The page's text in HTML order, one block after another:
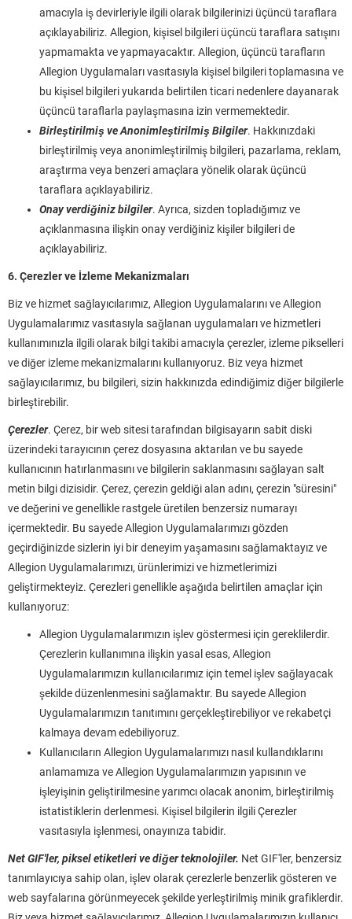
amacıyla iş devirleriyle ilgili olarak bilgilerinizi üçüncü taraflara
açıklayabiliriz. Allegion, kişisel bilgileri üçüncü taraflara satışını
yapmamakta ve yapmayacaktır. Allegion, üçüncü tarafların
Allegion Uygulamaları vasıtasıyla kişisel bilgileri toplamasına ve
bu kişisel bilgileri yukarıda belirtilen ticari nedenlere dayanarak
üçüncü taraflarla paylaşmasına izin vermemektedir.
Birleştirilmiş ve Anonimleştirilmiş Bilgiler. Hakkınızdaki
birleştirilmiş veya anonimleştirilmiş bilgileri, pazarlama, reklam,
araştırma veya benzeri amaçlara yönelik olarak üçüncü
taraflara açıklayabiliriz.
Onay verdiğiniz bilgiler. Ayrıca, sizden topladığımız ve
açıklanmasına ilişkin onay verdiğiniz kişiler bilgileri de
açıklayabiliriz.
6. Çerezler ve İzleme Mekanizmaları
Biz ve hizmet sağlayıcılarımız, Allegion Uygulamalarını ve Allegion
Uygulamalarımız vasıtasıyla sağlanan uygulamaları ve hizmetleri
kullanımınızla ilgili olarak bilgi takibi amacıyla çerezler, izleme pikselleri
ve diğer izleme mekanizmalarını kullanıyoruz. Biz veya hizmet
sağlayıcılarımız, bu bilgileri, sizin hakkınızda edindiğimiz diğer bilgilerle
birleştirebilir.
Çerezler. Çerez, bir web sitesi tarafından bilgisayarın sabit diski
üzerindeki tarayıcının çerez dosyasına aktarılan ve bu sayede
kullanıcının hatırlanmasını ve bilgilerin saklanmasını sağlayan salt
metin bilgi dizisidir. Çerez, çerezin geldiği alan adını, çerezin "süresini"
ve değerini ve genellikle rastgele üretilen benzersiz numarayı
içermektedir. Bu sayede Allegion Uygulamalarımızı gözden
geçirdiğinizde sizlerin iyi bir deneyim yaşamasını sağlamaktayız ve
Allegion Uygulamalarımızı, ürünlerimizi ve hizmetlerimizi
geliştirmekteyiz. Çerezleri genellikle aşağıda belirtilen amaçlar için
kullanıyoruz:
Allegion Uygulamalarımızın işlev göstermesi için gereklilerdir.
Çerezlerin kullanımına ilişkin yasal esas, Allegion
Uygulamalarımızın kullanıcılarımız için temel işlev sağlayacak
şekilde düzenlenmesini sağlamaktır. Bu sayede Allegion
Uygulamalarımızın tanıtımını gerçekleştirebiliyor ve rekabetçi
kalmaya devam edebiliyoruz.
Kullanıcıların Allegion Uygulamalarımızı nasıl kullandıklarını
anlamamıza ve Allegion Uygulamalarımızın yapısının ve
işleyişinin geliştirilmesine yarımcı olacak anonim, birleştirilmiş
istatistiklerin derlenmesi. Kişisel bilgilerin ilgili Çerezler
vasıtasıyla işlenmesi, onayınıza tabidir.
Net GIF'ler, piksel etiketleri ve diğer teknolojiler. Net GIF'ler, benzersiz
tanımlayıcıya sahip olan, işlev olarak çerezlerle benzerlik gösteren ve
web sayfalarına görünmeyecek şekilde yerleştirilmiş minik grafiklerdir.